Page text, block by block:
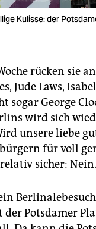
Kulisse: der
rücken sie
Jude Laws,
sogar George
wird sich
unsere liebe
für voll
sicher: Nein.
der Potsdamer